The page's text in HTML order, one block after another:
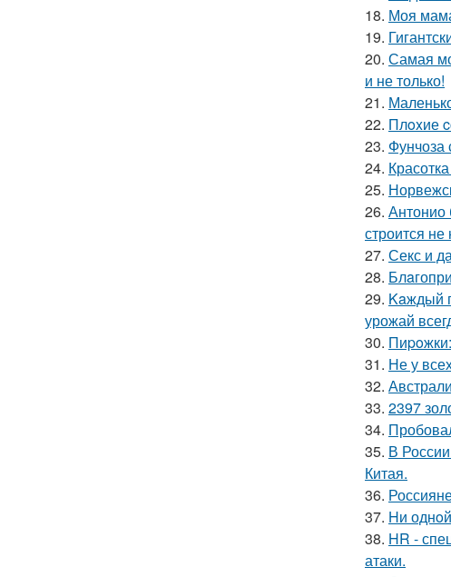
18. Моя
19.
20. Самая
и не только!
21.
22. Плoxие
23.
24.
25.
26. Антонио
строится
27. Секс и
28.
29. Kaждый
урожай
30.
31. Не у
32.
33. 2397
34.
35. В
Китая.
36.
37. Hи
38. HR -
атаки.